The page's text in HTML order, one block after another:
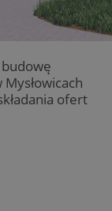
budowę
ofert